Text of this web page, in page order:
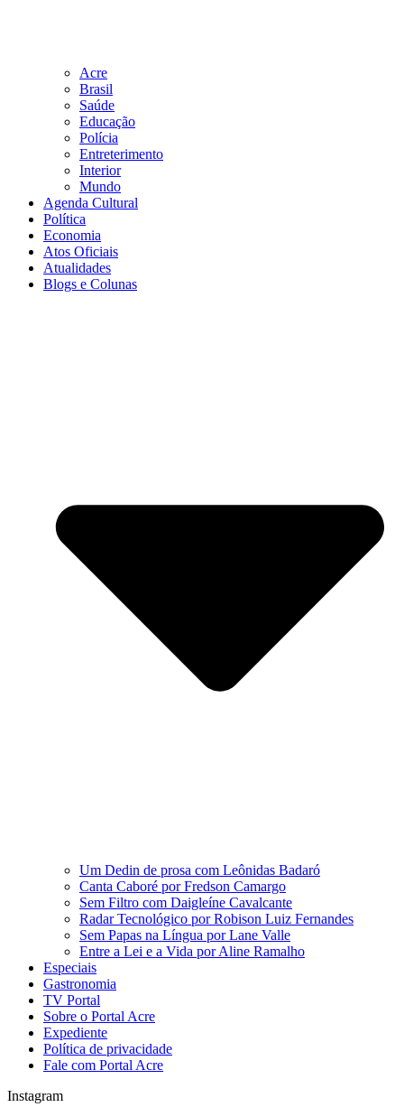
Acre
Brasil
Saúde
Educação
Polícia
Entreterimento
Interior
Mundo
Agenda Cultural
Política
Economia
Atos Oficiais
Atualidades
Blogs e Colunas
Um Dedin de prosa com Leônidas Badaró
Canta Caboré por Fredson Camargo
Sem Filtro com Daigleíne Cavalcante
Radar Tecnológico por Robison Luiz Fernandes
Sem Papas na Língua por Lane Valle
Entre a Lei e a Vida por Aline Ramalho
Especiais
Gastronomia
TV Portal
Sobre o Portal Acre
Expediente
Política de privacidade
Fale com Portal Acre
Instagram